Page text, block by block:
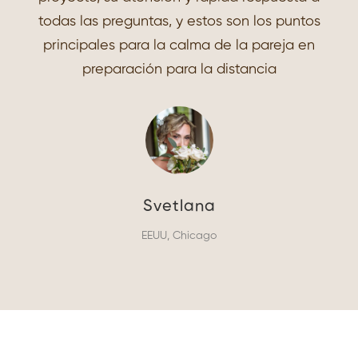
Irina & Nikita
Rusia, Moscú
todas las preguntas, y estos son los puntos
principales para la calma de la pareja en
preparación para la distancia
Svetlana
EEUU, Chicago
Logan
Mexico, CDMX
Maria
Polonia
Irina & Nikita
Rusia, Moscú
todas las preguntas, y estos son los puntos
principales para la calma de la pareja en
preparación para la distancia
Svetlana
EEUU, Chicago